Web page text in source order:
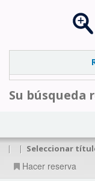
Su búsqueda
| | Seleccionar
Hacer reserva